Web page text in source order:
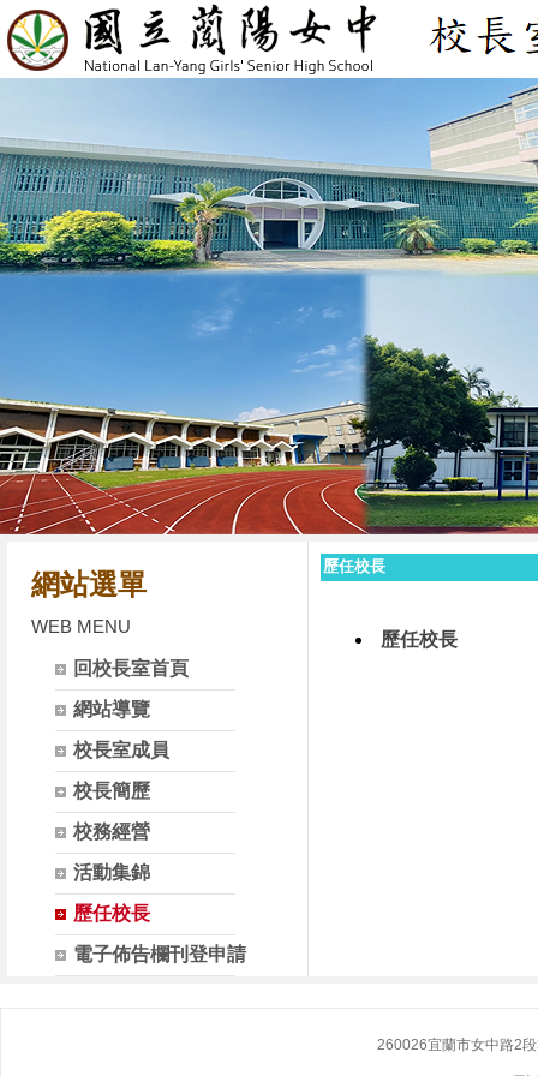
網站選單
WEB MENU
回校長室首頁
網站導覽
校長室成員
校長簡歷
校務經營
活動集錦
歷任校長
電子佈告欄刊登申請
歷任校長
歷任校長
260026宜蘭市女中路2